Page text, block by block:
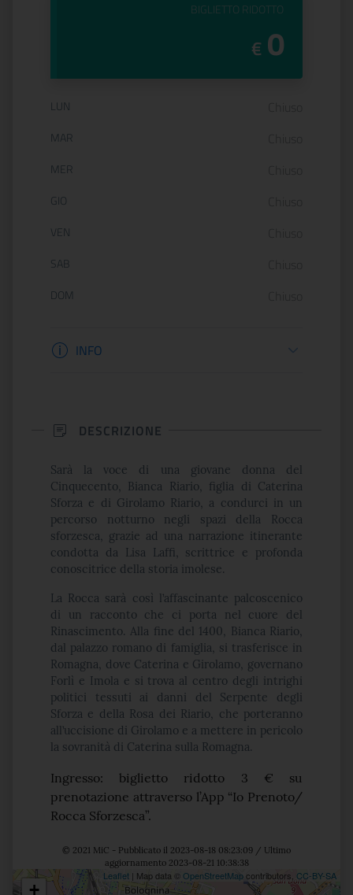
PREZZO DEL
BIGLIETTO RIDOTTO
€ 0
Orario di apertura:
LUN
MAR
MER
GIO
VEN
SAB
DOM
Informazioni biglietteria
INFO
DESCRIZIONE
Sarà la voce di una giovane donna del
Cinquecento, Bianca Riario, figlia di Caterina
Sforza e di Girolamo Riario, a condurci in un
percorso notturno negli spazi della Rocca
sforzesca, grazie ad una narrazione itinerante
condotta da Lisa Laffi, scrittrice e profonda
conoscitrice della storia imolese.
La Rocca sarà così l’affascinante palcoscenico
di un racconto che ci porta nel cuore del
Rinascimento. Alla fine del 1400, Bianca Riario,
dal palazzo romano di famiglia, si trasferisce in
Romagna, dove Caterina e Girolamo, governano
Forlì e Imola e si trova al centro degli intrighi
politici tessuti ai danni del Serpente degli
Sforza e della Rosa dei Riario, che porteranno
all’uccisione di Girolamo e a mettere in pericolo
la sovranità di Caterina sulla Romagna.
Ingresso: biglietto ridotto 3 € su
prenotazione attraverso l’App “Io Prenoto/
Rocca Sforzesca”.
© 2021 MiC - Pubblicato il 2023-08-18 08:23:09 / Ultimo
aggiornamento 2023-08-21 10:38:38
+
Leaflet | Map data © OpenStreetMapcontributors, CC-BY-SA